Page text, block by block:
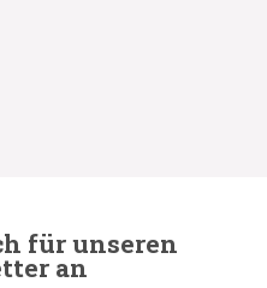
für unseren
an